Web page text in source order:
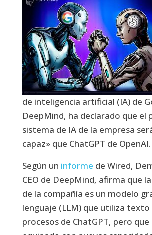
de inteligencia artificial (IA) de
DeepMind, ha declarado que el
sistema de IA de la empresa
capaz» que ChatGPT de OpenAI.
Según un informe de Wired,
CEO de DeepMind, afirma que
de la compañía es un modelo
lenguaje (LLM) que utiliza texto
procesos de ChatGPT, pero